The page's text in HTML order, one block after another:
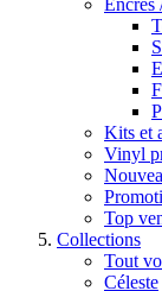
Encres
Kits et
Vinyl
Top
Collections
Tout
Céleste